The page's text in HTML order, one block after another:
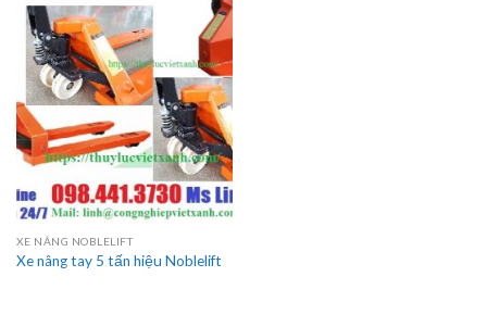
XE NÂNG NOBLELIFT
Xe nâng tay 5 tấn hiệu Noblelift